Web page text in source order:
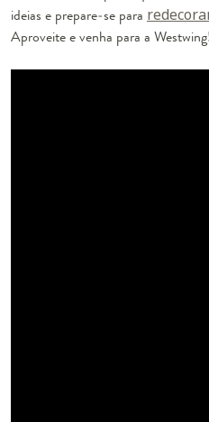
ideias e prepare-se para
Aproveite e venha para a